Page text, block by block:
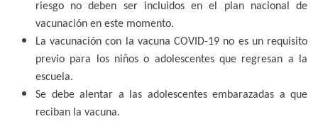
riesgo no deben ser incluidos en el plan nacional de
vacunación en este momento.
La vacunación con la vacuna COVID-19 no es un requisito
previo para los niños o adolescentes que regresan a la
escuela.
Se debe alentar a las adolescentes embarazadas a que
reciban la vacuna.